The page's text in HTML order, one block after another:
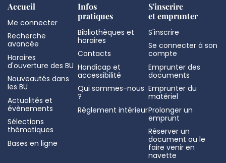
Accueil
Me connecter
Recherche
avancée
Horaires
d'ouverture des BU
Nouveautés dans
les BU
Actualités et
évènements
Sélections
thématiques
Bases en ligne
Infos
pratiques
Bibliothèques et
horaires
Contacts
Handicap et
accessibilité
Qui sommes-nous
?
Règlement intérieur
S'inscrire
et emprunter
S'inscrire
Se connecter à son
compte
Emprunter des
documents
Emprunter du
matériel
Prolonger un
emprunt
Réserver un
document ou le
faire venir en
navette